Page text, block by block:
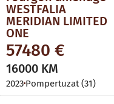
WESTFALIA
MERIDIAN LIMITED
ONE
57480 €
16000 KM
2023 Pompertuzat (31)